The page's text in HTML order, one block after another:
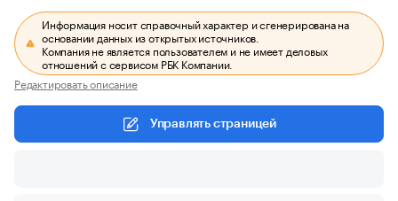
Информация носит справочный характер и сгенерирована на
основании данных из открытых источников.
Компания не является пользователем и не имеет деловых
отношений с сервисом РБК Компании.
Редактировать описание
Управлять страницей